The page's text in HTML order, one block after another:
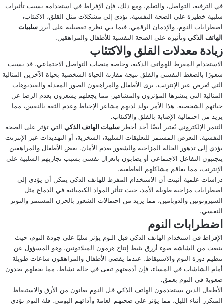
ر
و
ن
ا
في الترفيه، التواصل، والتعلم. ومع ذلك، فإن الإفراط في استخدامه يسبب تأثيرات
سلبية خطيرة على الصحة النفسية، تؤدي إلى مشكلات مثل القلق، الاكتئاب،
اضطرابات النوم، والإدمان الرقمي. فيما يلي نظرة تفصيلية على أبرز سلبيات
الهاتف الذكي وتأثيره على الصحة النفسية للأطفال والمراهقين.
زيادة معدلات القلق والاكتئاب
الاستخدام المفرط للهواتف الذكية، وخاصة منصات التواصل الاجتماعي، قد يسبب
شعورًا بالضغط النفسي والقلق نتيجة مقارنة الحياة الشخصية بحياة الآخرين المثالية
التي تُعرض عبر الإنترنت. يرى الأطفال والمراهقون الصور المعدلة والفيديوهات
المثالية التي ينشرها المؤثرون والمشاهير، مما يجعلهم يشعرون بعدم الرضا عن
حياتهم الشخصية. هذا الأمر يولد لديهم مشاعر الإحباط وعدم الثقة بالنفس، مما
يزيد من احتمالية الإصابة بالقلق والاكتئاب.
التنمر الإلكتروني يُعتبر أيضًا أحد أخطر سلبيات الهاتف الذكي التي تؤثر على الصحة
النفسية. التعرض المستمر للتعليقات السلبية، السخرية، أو التهديدات عبر الإنترنت
يؤدي إلى تدهور الحالة المزاجية والشعور بعدم الأمان. بعض الأطفال والمراهقين
يتجنبون التفاعل الاجتماعي أو يصابون بانعزال نفسي بسبب تجاربهم السلبية على
الإنترنت، مما يفاقم مشاكلهم العاطفية.
دراسات علمية أثبتت أن الاستخدام المفرط للهاتف الذكي يمكن أن يؤدي إلى
اضطرابات مزاجية طويلة الأمد، حيث تتأثر المواد الكيميائية في الدماغ مثل
السيروتونين والدوبامين، مما يزيد من احتمالات الشعور بالحزن المستمر والتوتر
النفسي.
اضطرابات النوم
الإفراط في استخدام الهاتف الذكي قبل النوم يؤثر سلبًا على جودة النوم، حيث
ينبعث من الشاشة ضوء أزرق يثبط إنتاج هرمون الميلاتونين، وهو المسؤول عن
تنظيم دورة النوم والاستيقاظ. عندما يقضي الأطفال والمراهقون ساعات طويلة
أمام الشاشات في المساء، فإن أدمغتهم تبقى في حالة نشاط، مما يجعلهم يجدون
صعوبة في النوم بعمق.
الأطفال الذين يستخدمون الهاتف الذكي قبل النوم يعانون من الأرق والاستيقاظ
المتكرر أثناء الليل، مما يؤثر على صحتهم العامة وأدائهم اليومي. قلة النوم تؤدي